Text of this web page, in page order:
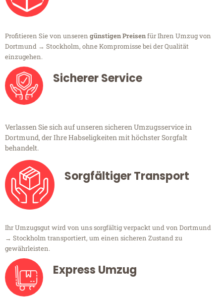
Profitieren Sie von unseren günstigen Preisenfür Ihren Umzug von
Dortmund → Stockholm, ohne Kompromisse bei der Qualität
einzugehen.
Sicherer Service
Verlassen Sie sich auf unseren sicheren Umzugsservice in
Dortmund, der Ihre Habseligkeiten mit höchster Sorgfalt
behandelt.
Sorgfältiger Transport
Ihr Umzugsgut wird von uns sorgfältig verpackt und von Dortmund
→ Stockholm transportiert, um einen sicheren Zustand zu
gewährleisten.
Express Umzug